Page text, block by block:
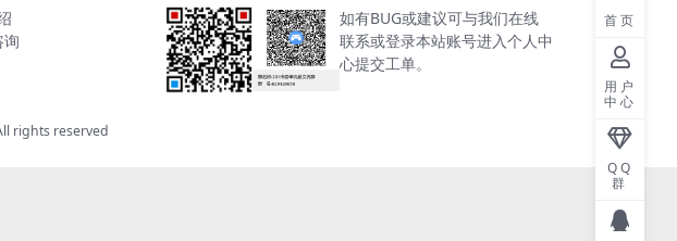
询
如有BUG或建议可与我们在线
联系或登录本站账号进入个人中
心提交工单。
rights reserved
首页
用户
中心
QQ
群